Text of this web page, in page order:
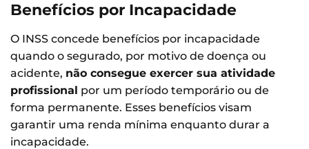
Benefícios por Incapacidade
O INSS concede benefícios por incapacidade
quando o segurado, por motivo de doença ou
acidente, não consegue exercer sua atividade
profissional por um período temporário ou de
forma permanente. Esses benefícios visam
garantir uma renda mínima enquanto durar a
incapacidade.